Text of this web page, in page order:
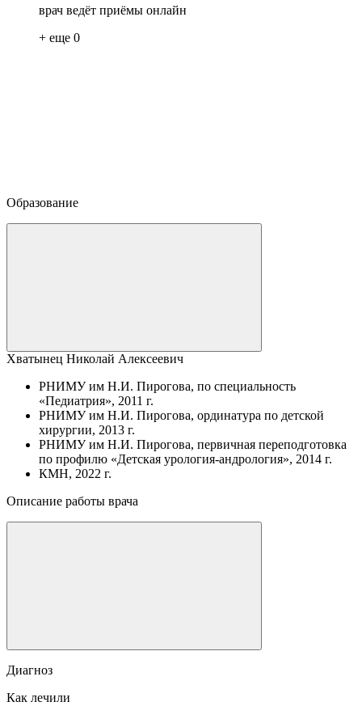
врач ведёт приёмы онлайн
+ еще 0
Образование
Хватынец Николай Алексеевич
РНИМУ им Н.И. Пирогова, по специальность
«Педиатрия», 2011 г.
РНИМУ им Н.И. Пирогова, ординатура по детской
хирургии, 2013 г.
РНИМУ им Н.И. Пирогова, первичная переподготовка
по профилю «Детская урология-андрология», 2014 г.
КМН, 2022 г.
Описание работы врача
Диагноз
Как лечили